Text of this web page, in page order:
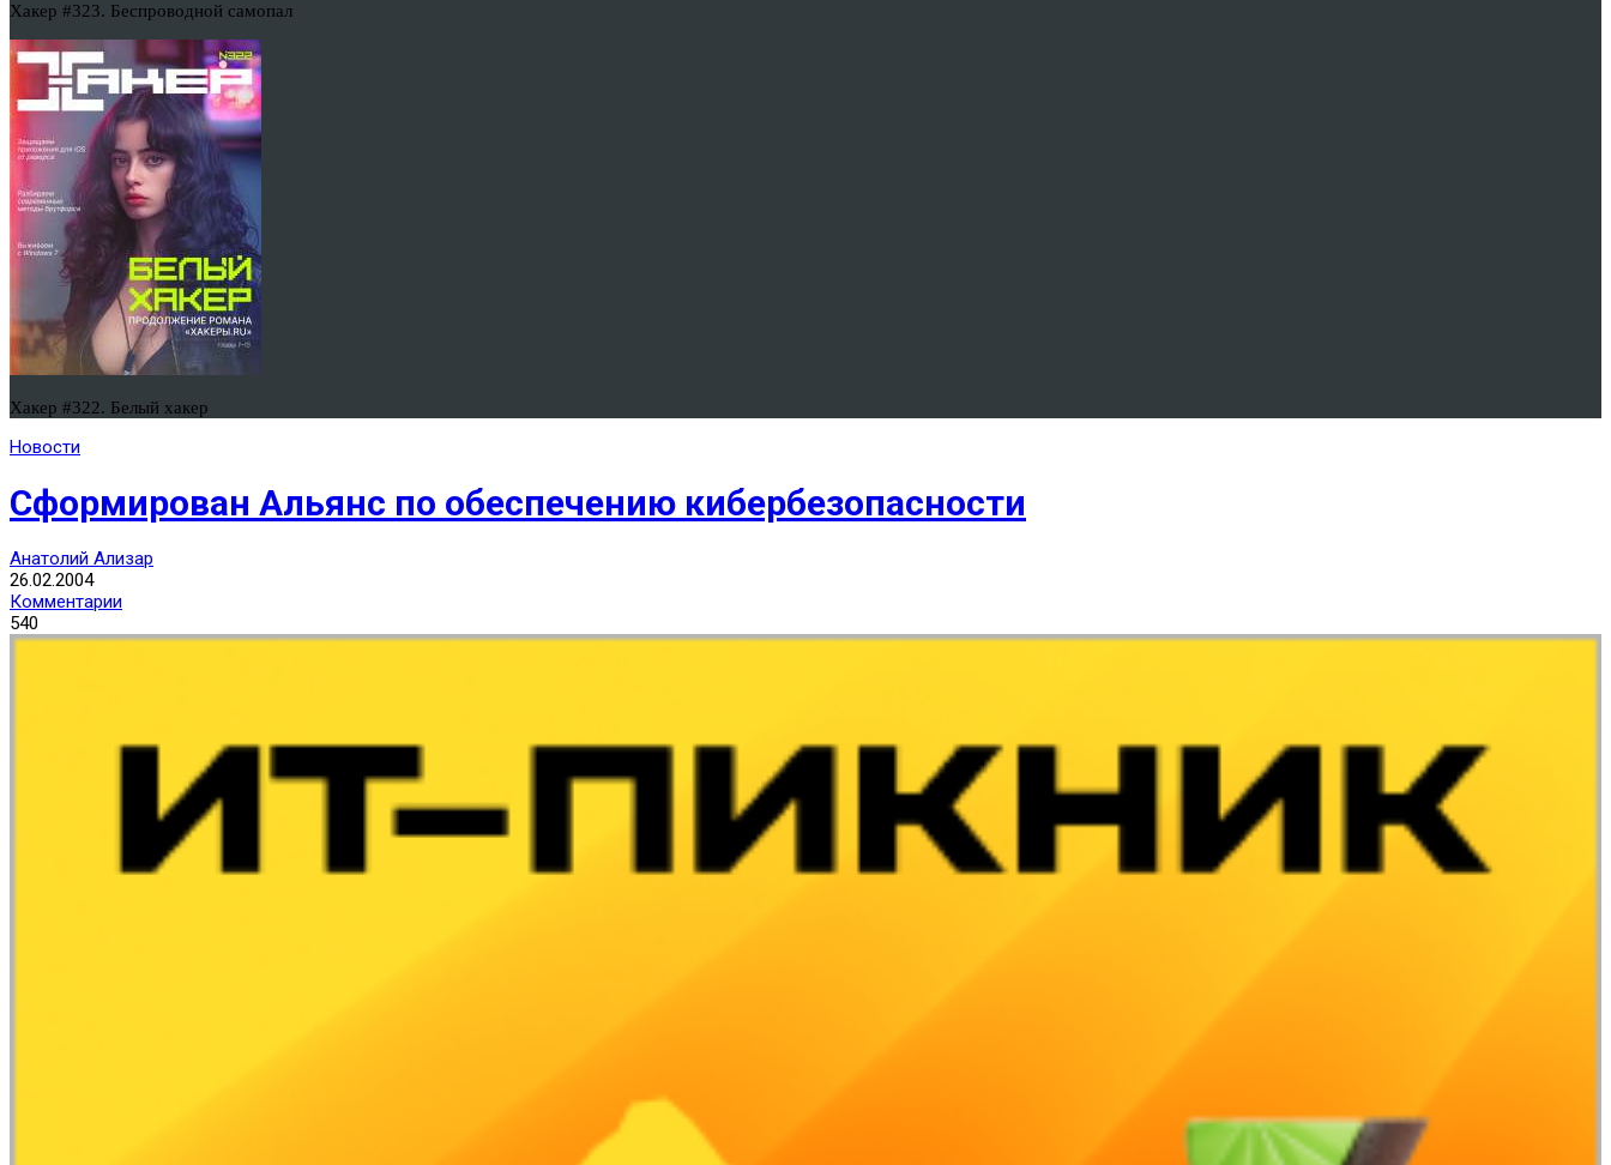
Хакер #323. Беспроводной самопал
Хакер #322. Белый хакер
Новости
Сформирован Альянс по обеспечению кибербезопасности
Анатолий Ализар
26.02.2004
Комментарии
540